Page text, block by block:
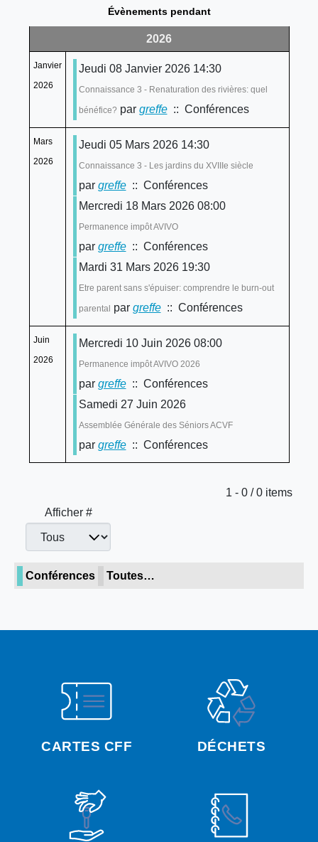
CARTES CFF DÉCHETS
Évènements pendant
2026
Janvier
2026
Jeudi 08 Janvier 2026 14:30
Connaissance 3 - Renaturation des rivières: quel
bénéfice? par greffe:: Conférences
Mars
2026
Jeudi 05 Mars 2026 14:30
Connaissance 3 - Les jardins du XVIIIe siècle
par greffe:: Conférences
Mercredi 18 Mars 2026 08:00
Permanence impôt AVIVO
par greffe:: Conférences
Mardi 31 Mars 2026 19:30
Etre parent sans s'épuiser: comprendre le burn-out
parental par greffe:: Conférences
Juin
2026
Mercredi 10 Juin 2026 08:00
Permanence impôt AVIVO 2026
par greffe:: Conférences
Samedi 27 Juin 2026
Assemblée Générale des Séniors ACVF
par greffe:: Conférences
Limite de la pagination
1 - 0 / 0 items
Afficher #
Conférences Toutes…